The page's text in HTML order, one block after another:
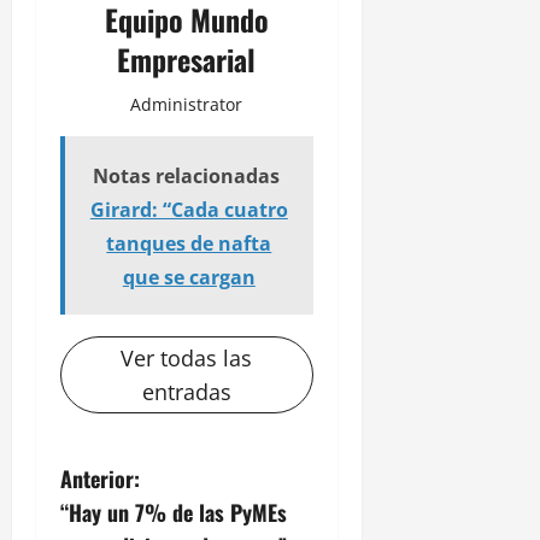
Equipo Mundo
Empresarial
Administrator
Notas relacionadas
Girard: “Cada cuatro
tanques de nafta
que se cargan
Ver todas las
entradas
N
Anterior:
“Hay un 7% de las PyMEs